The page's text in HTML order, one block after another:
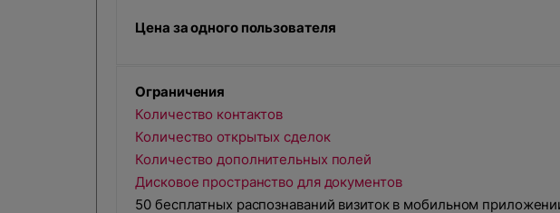
Цена за одного пользователя
Ограничения
Количество контактов
Количество открытых сделок
Количество дополнительных полей
Дисковое пространство для документов
50 бесплатных распознаваний визиток в мобильном
О
Команда